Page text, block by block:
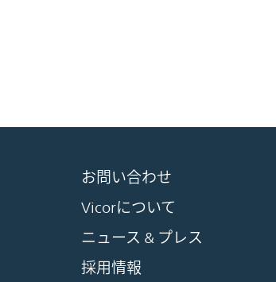
お問い合わせ
Vicorについて
ニュース & プレス
採用情報